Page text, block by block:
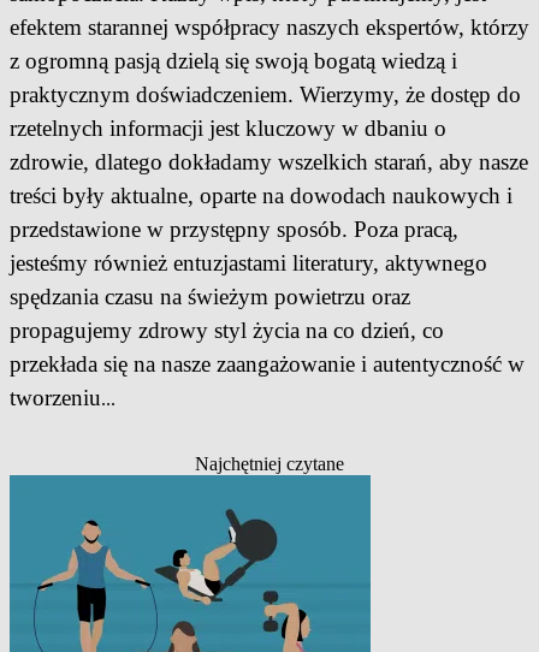
efektem starannej współpracy naszych ekspertów, którzy
z ogromną pasją dzielą się swoją bogatą wiedzą i
praktycznym doświadczeniem. Wierzymy, że dostęp do
rzetelnych informacji jest kluczowy w dbaniu o
zdrowie, dlatego dokładamy wszelkich starań, aby nasze
treści były aktualne, oparte na dowodach naukowych i
przedstawione w przystępny sposób. Poza pracą,
jesteśmy również entuzjastami literatury, aktywnego
spędzania czasu na świeżym powietrzu oraz
propagujemy zdrowy styl życia na co dzień, co
przekłada się na nasze zaangażowanie i autentyczność w
tworzeniu...
Najchętniej czytane